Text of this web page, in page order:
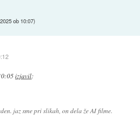
ob 10:07)
izjavil:
jaz sme pri slikah, on dela že AI filme.